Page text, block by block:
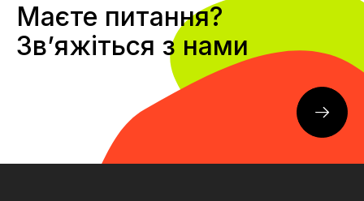
Маєте питання?
Звʼяжіться з нами